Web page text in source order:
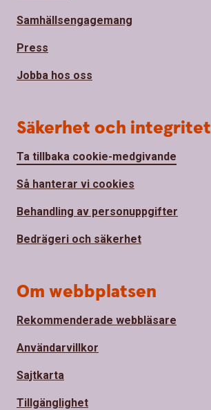
Samhällsengagemang
Press
Jobba hos oss
Säkerhet och integritet
Ta tillbaka cookie-medgivande
Så hanterar vi cookies
Behandling av personuppgifter
Bedrägeri och säkerhet
Om webbplatsen
Rekommenderade webbläsare
Användarvillkor
Sajtkarta
Tillgänglighet